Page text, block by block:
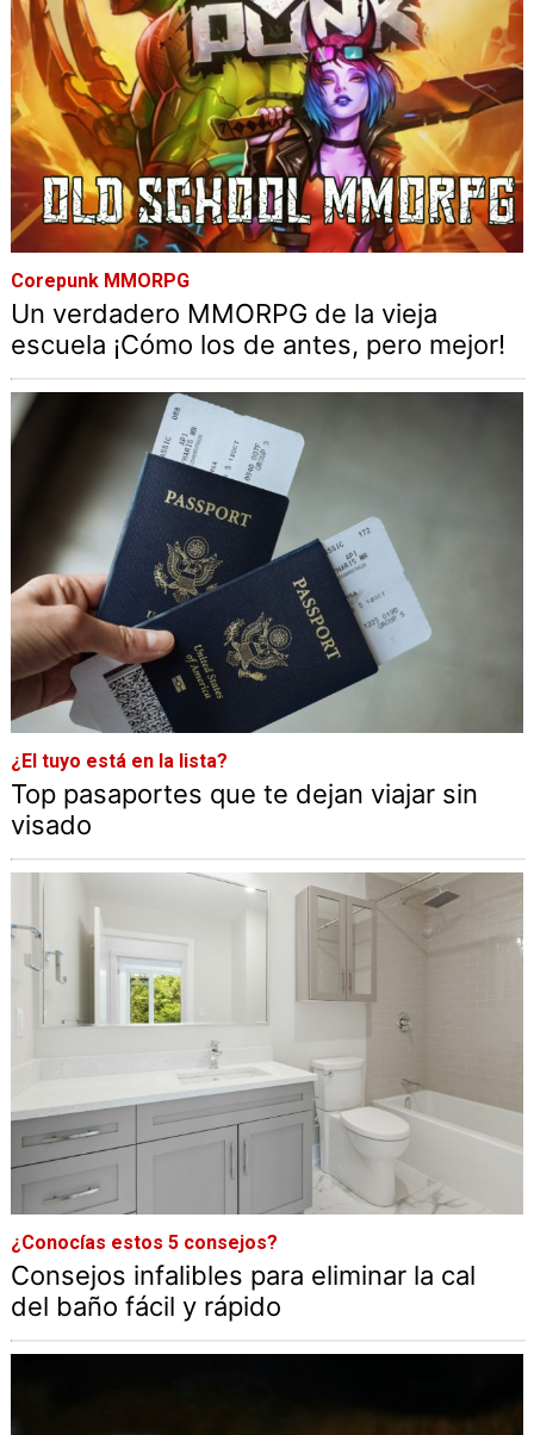
Corepunk MMORPG
Un verdadero MMORPG de la vieja
escuela ¡Cómo los de antes, pero mejor!
¿El tuyo está en la lista?
Top pasaportes que te dejan viajar sin
visado
¿Conocías estos 5 consejos?
Consejos infalibles para eliminar la cal
del baño fácil y rápido